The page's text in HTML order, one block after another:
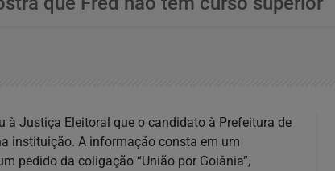
à Justiça Eleitoral que o candidato à Prefeitura de
instituição. A informação consta em um
pedido da coligação “União por Goiânia”,